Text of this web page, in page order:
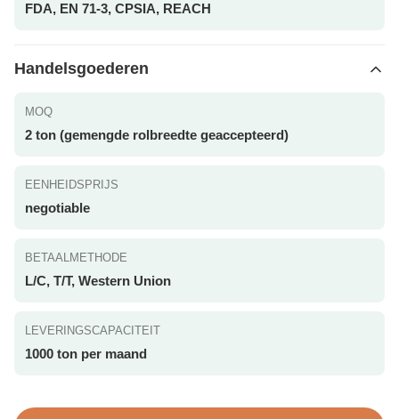
FDA, EN 71-3, CPSIA, REACH
Handelsgoederen
MOQ
2 ton (gemengde rolbreedte geaccepteerd)
EENHEIDSPRIJS
negotiable
BETAALMETHODE
L/C, T/T, Western Union
LEVERINGSCAPACITEIT
1000 ton per maand